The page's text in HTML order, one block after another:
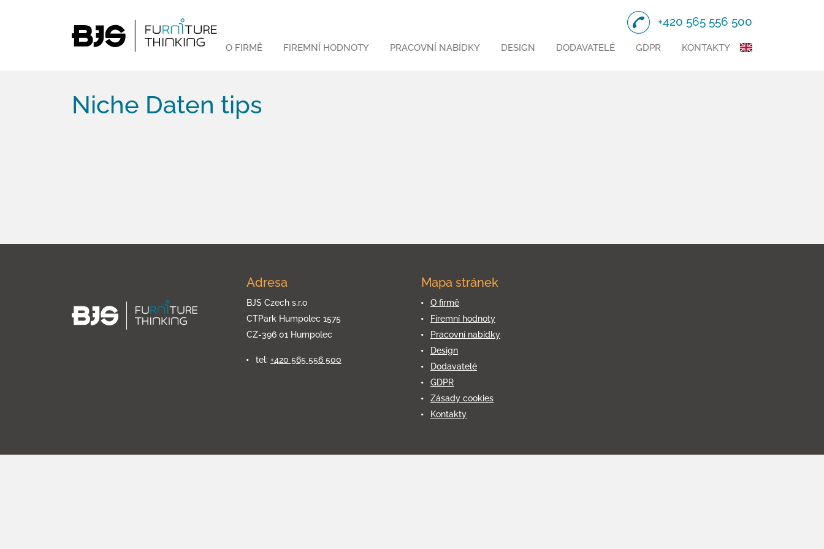
+420 565 556 500
O FIRMĚ FIREMNÍ HODNOTY PRACOVNÍ NABÍDKY DESIGN DODAVATELÉ GDPR KONTAKTY
Niche Daten tips
Adresa
BJS Czech s.r.o
CTPark Humpolec 1575
CZ-396 01 Humpolec
tel: +420 565 556 500
Mapa stránek
O firmě
Firemní hodnoty
Pracovní nabídky
Design
Dodavatelé
GDPR
Zásady cookies
Kontakty